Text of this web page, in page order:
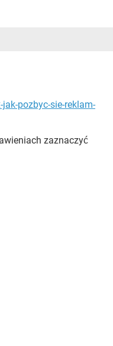
pozbyc-sie-reklam-
zaznaczyć